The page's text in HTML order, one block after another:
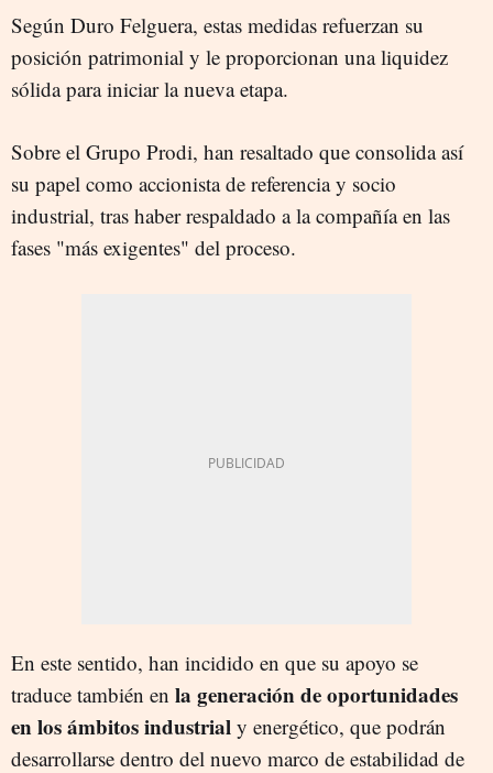
Según Duro Felguera, estas medidas refuerzan su
posición patrimonial y le proporcionan una liquidez
sólida para iniciar la nueva etapa.
Sobre el Grupo Prodi, han resaltado que consolida así
su papel como accionista de referencia y socio
industrial, tras haber respaldado a la compañía en las
fases "más exigentes" del proceso.
En este sentido, han incidido en que su apoyo se
traduce también en la generación de oportunidades
en los ámbitos industrial y energético, que podrán
desarrollarse dentro del nuevo marco de estabilidad de